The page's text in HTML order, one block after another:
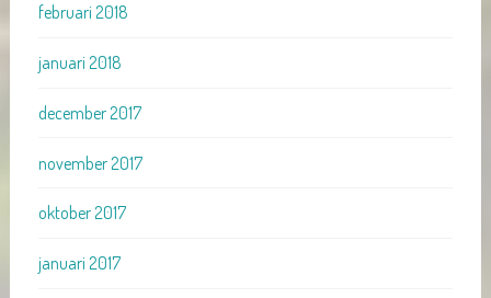
februari 2018
januari 2018
december 2017
november 2017
oktober 2017
januari 2017